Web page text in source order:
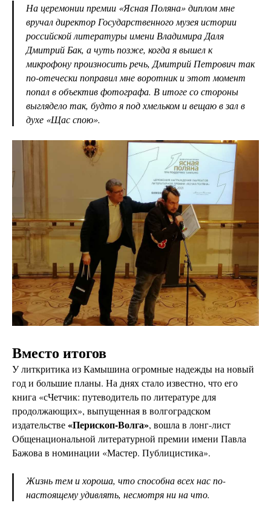
На церемонии премии «Ясная Поляна» диплом мне
вручал директор Государственного музея истории
российской литературы имени Владимира Даля
Дмитрий Бак, а чуть позже, когда я вышел к
микрофону произносить речь, Дмитрий Петрович так
по-отечески поправил мне воротник и этот момент
попал в объектив фотографа. В итоге со стороны
выглядело так, будто я под хмельком и вещаю в зал в
духе «Щас спою».
Вместо итогов
У литкритика из Камышина огромные надежды на новый
год и большие планы. На днях стало известно, что его
книга «сЧетчик: путеводитель по литературе для
продолжающих», выпущенная в волгоградском
издательстве«Перископ-Волга», вошла в лонг-лист
Общенациональной литературной премии имени Павла
Бажова в номинации «Мастер. Публицистика».
Жизнь тем и хороша, что способна всех нас по-
настоящему удивлять, несмотря ни на что.